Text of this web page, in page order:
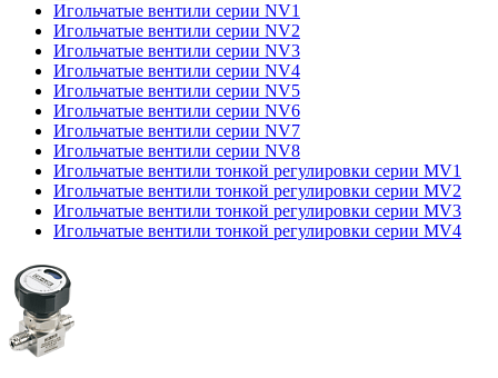
Игольчатые вентили серии NV1
Игольчатые вентили серии NV2
Игольчатые вентили серии NV3
Игольчатые вентили серии NV4
Игольчатые вентили серии NV5
Игольчатые вентили серии NV6
Игольчатые вентили серии NV7
Игольчатые вентили серии NV8
Игольчатые вентили тонкой регулировки серии MV1
Игольчатые вентили тонкой регулировки серии MV2
Игольчатые вентили тонкой регулировки серии MV3
Игольчатые вентили тонкой регулировки серии MV4